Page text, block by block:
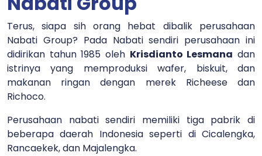
Terus, siapa sih orang hebat dibalik perusahaan
Nabati Group? Pada Nabati sendiri perusahaan ini
didirikan tahun 1985 oleh Krisdianto Lesmana dan
istrinya yang memproduksi wafer, biskuit, dan
makanan ringan dengan merek Richeese dan
Richoco.
Perusahaan nabati sendiri memiliki tiga pabrik di
beberapa daerah Indonesia seperti di Cicalengka,
Rancaekek, dan Majalengka.